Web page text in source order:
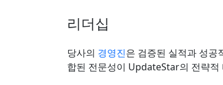
리더십
당사의 경영진은 검증된 실적과 성공
합된 전문성이 UpdateStar의 전략적